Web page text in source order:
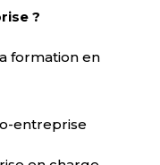
?
formation en
entreprise